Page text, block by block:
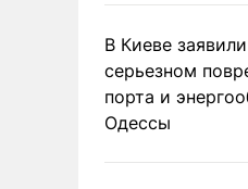
В Киеве
серьезном
порта и
Одессы